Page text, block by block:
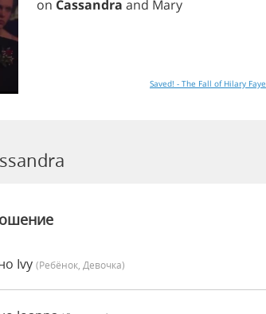
on Cassandra and Mary
Saved! - The Fall of Hilary Faye
Ivy (Ребёнок, Девочка)